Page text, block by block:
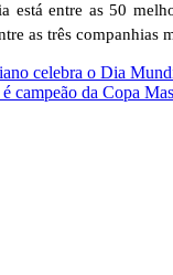
está entre as 50
as três companhias
celebra o Dia
campeão da Copa